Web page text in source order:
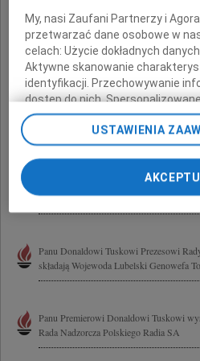
Wyrazy głębokiego współczucia Panu
składają Prezes Kasy Rolniczego
Panu Donaldowi Tuskowi Prezesowi
składają Prezydium oraz członkowie
Panu Donaldowi Tuskowi Prezesowi
składają Wojewoda Lubelski Genowefa
Panu Premierowi Donaldowi Tuskowi
Rada Nadzorcza Polskiego Radia SA
My, nasi Zaufani Partnerzy i
przetwarzać dane osobowe w
celach:Użycie dokładnych
Aktywne skanowanie
identyfikacji. Przechowywanie
dostęp do nich.
reklam i treści, badnie odbiorców i
Lista Zaufanych Partnerów
USTAWIENIA